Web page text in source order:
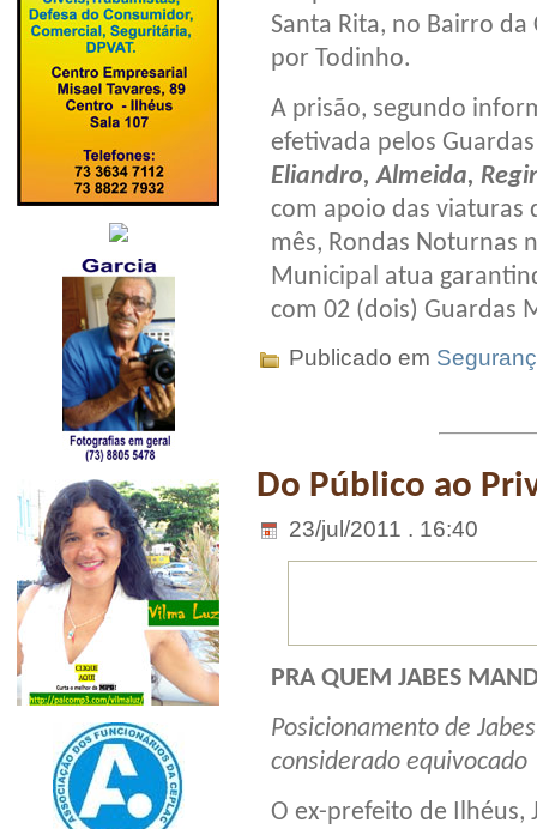
Santa Rita, no Bairro
por Todinho.
A prisão, segundo
efetivada pelos
Eliandro, Almeida,
com apoio das viaturas
mês, Rondas Noturnas
Municipal atua
com 02 (dois) Guardas
Publicado em
Do Público ao
23/jul/2011 . 16:40
PRA QUEM JABES
Posicionamento de
considerado equivocado
O ex-prefeito de Ilhéus,